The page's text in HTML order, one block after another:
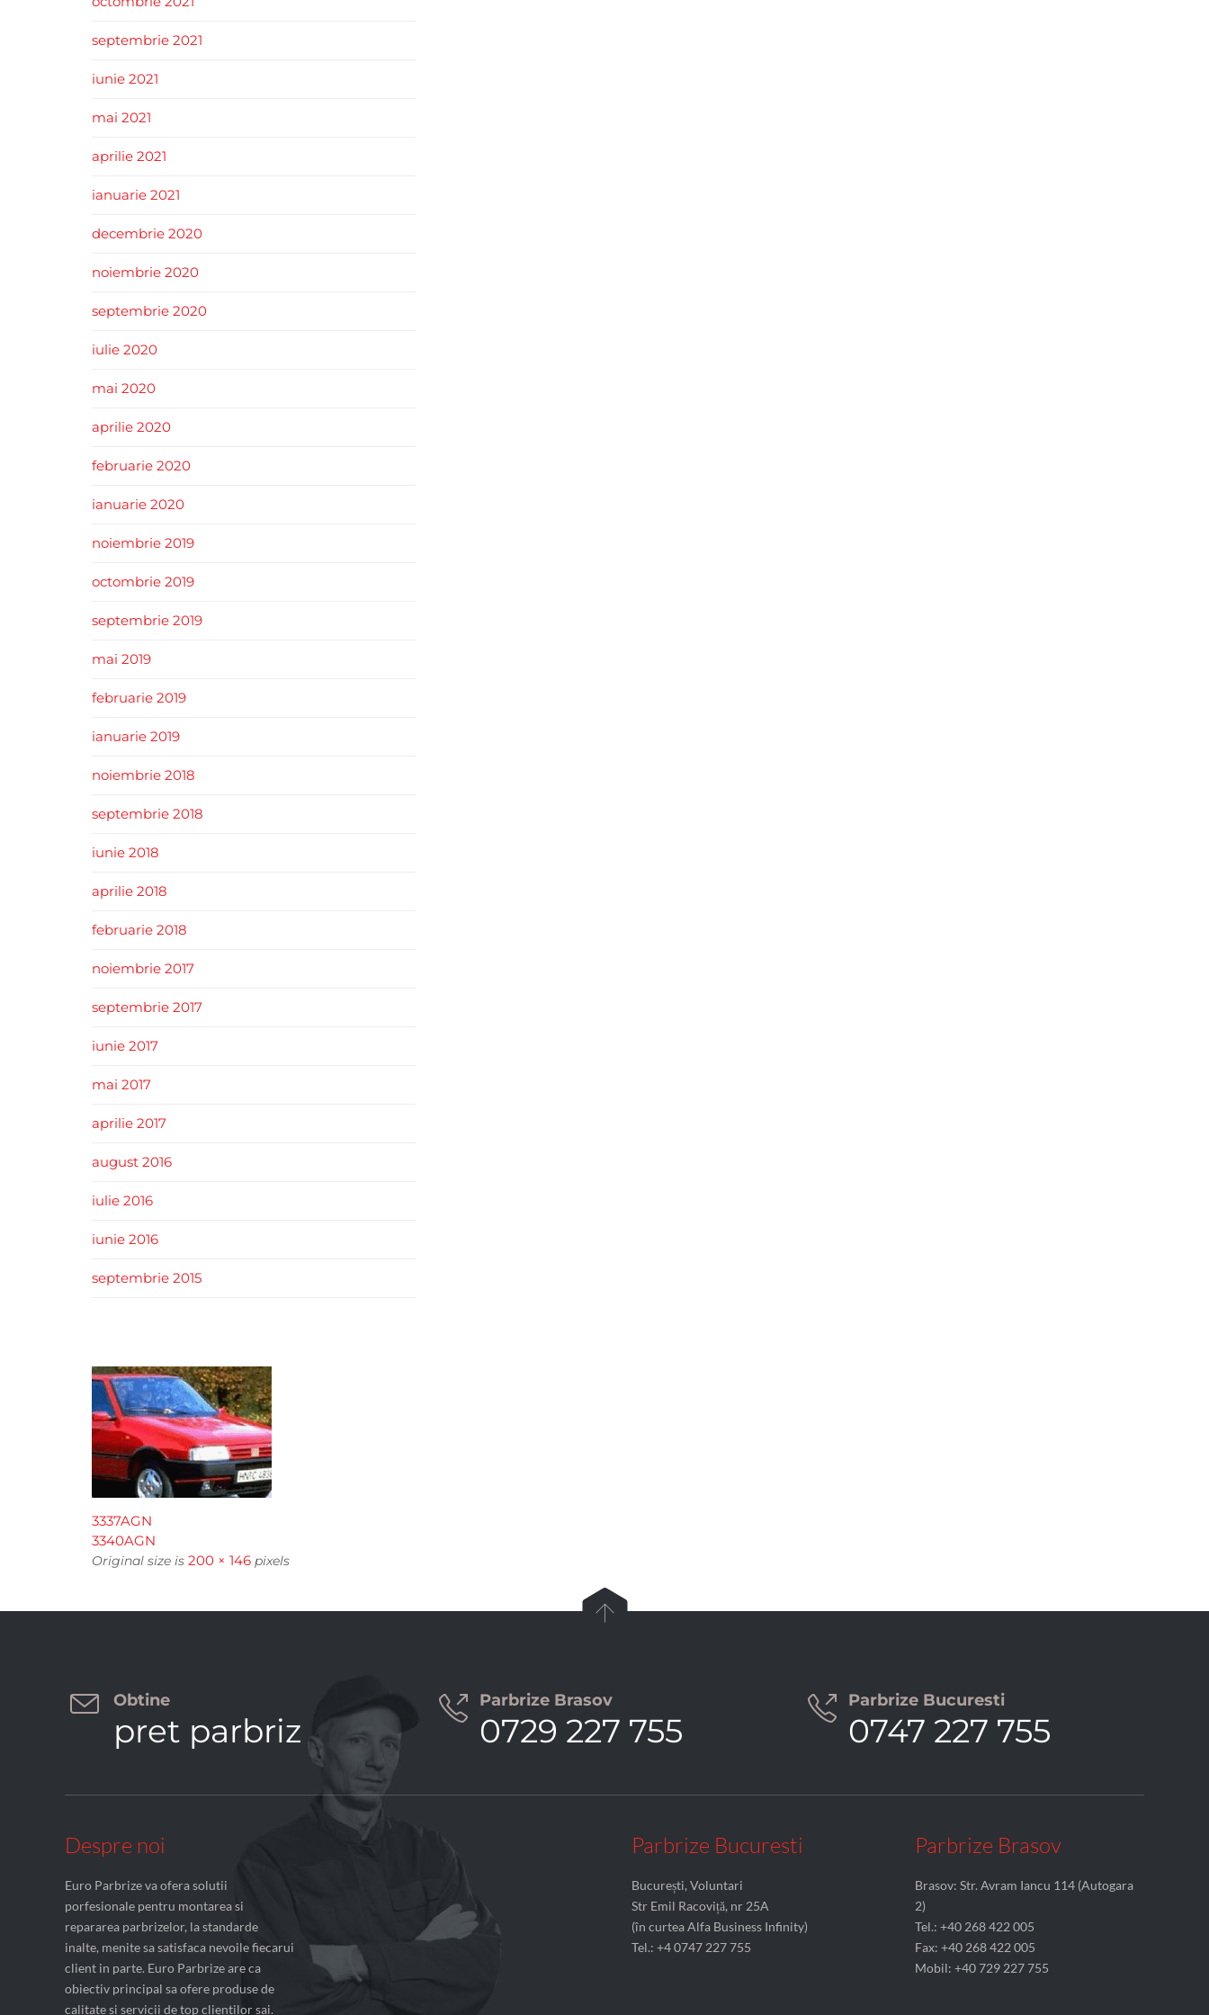
septembrie 2021
iunie 2021
mai 2021
aprilie 2021
ianuarie 2021
decembrie 2020
noiembrie 2020
septembrie 2020
iulie 2020
mai 2020
aprilie 2020
februarie 2020
ianuarie 2020
noiembrie 2019
octombrie 2019
septembrie 2019
mai 2019
februarie 2019
ianuarie 2019
noiembrie 2018
septembrie 2018
iunie 2018
aprilie 2018
februarie 2018
noiembrie 2017
septembrie 2017
iunie 2017
mai 2017
aprilie 2017
august 2016
iulie 2016
iunie 2016
septembrie 2015
3337AGN
3340AGN
Original size is 200 × 146 pixels

 Obtine
pret parbriz
 Parbrize Brasov
0729 227 755
 Parbrize Bucuresti
0747 227 755
Despre noi
Euro Parbrize va ofera solutii
porfesionale pentru montarea si
repararea parbrizelor, la standarde
inalte, menite sa satisfaca nevoile fiecarui
client in parte. Euro Parbrize are ca
obiectiv principal sa ofere produse de
calitate si servicii de top clientilor sai.
Parbrize Bucuresti
București, Voluntari
Str Emil Racoviță, nr 25A
(în curtea Alfa Business Infinity)
Tel.: +4 0747 227 755
Parbrize Brasov
Brasov: Str. Avram Iancu 114 (Autogara
2)
Tel.: +40 268 422 005
Fax: +40 268 422 005
Mobil: +40 729 227 755